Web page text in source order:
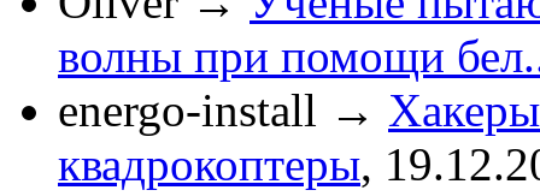
волны при помощи
energo-install →
квадрокоптеры,